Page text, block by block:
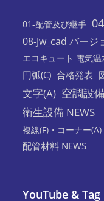
01-配管及び継手
08-Jw_cad バージ
エコキュート 電気温
円弧(C) 合格発表
文字(A) 空調設
衛生設備 NEWS
複線(F)・コーナー
配管材料 NEWS
YouTube & Tag